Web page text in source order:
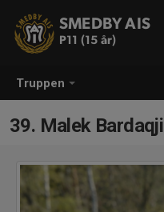
Truppen
SMEDBY AIS
P11 (15 år)
39. Malek Bardaqji